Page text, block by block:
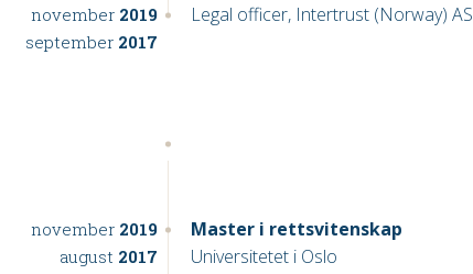
november 2019
september 2017
Legal officer, Intertrust (Norway) AS
november 2019
august 2017
Master i rettsvitenskap
Universitetet i Oslo